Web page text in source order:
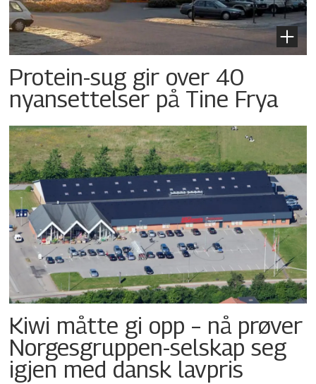
Protein-sug gir over 40
nyansettelser på Tine Frya
Kiwi måtte gi opp – nå prøver
Norgesgruppen-selskap seg
igjen med dansk lavpris